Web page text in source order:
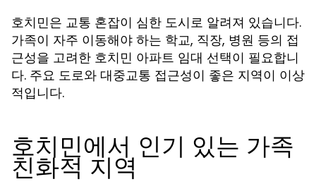
호치민은 교통 혼잡이 심한 도시로 알려져 있습니다.
가족이 자주 이동해야 하는 학교, 직장, 병원 등의 접
근성을 고려한 호치민 아파트 임대 선택이 필요합니
다. 주요 도로와 대중교통 접근성이 좋은 지역이 이상
적입니다.
호치민에서 인기 있는 가족
친화적 지역